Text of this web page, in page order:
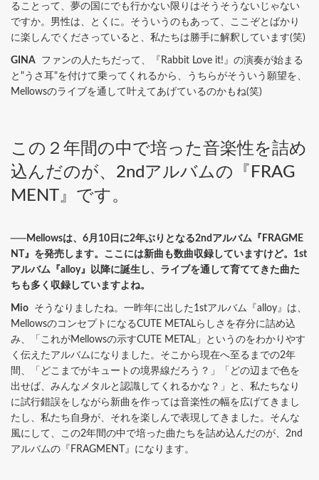
ることって、夢の国にでも行かない限りはそうそうないじゃない
ですか。男性は、とくに。そういうのもあって、ここぞとばかり
に楽しんでくださっていると、私たちは勝手に解釈しています(笑)
GINA ファンの人たちだって、『Rabbit Love it!』の演奏が始まる
と"うさ耳"を付けて乗ってくれるから、うちらがそういう願望を、
Mellowsのライブを通して叶えてあげているのかもね(笑)
この２年間の中で培った音楽性を詰め
込んだのが、2ndアルバムの『FRAG
MENT』です。
──Mellowsは、6月10日に2年ぶりとなる2ndアルバム『FRAGME
NT』を発売します。ここには新曲も数曲収録していますけど。1st
アルバム『alloy』以降に誕生し、ライブを通して育ててきた曲た
ちも多く収録していますよね。
Mio そうなりましたね。一昨年に出した1stアルバム『alloy』は、
MellowsのコンセプトになるCUTE METALらしさを存分に詰め込
み、「これがMellowsの示すCUTE METAL」というのをわかりやす
く伝えたアルバムになりました。そこから現在へ至るまでの2年
間、「どこまでがキュートの境界線だろう？」「どの辺まで色を
出せば、みんなメタルと認識してくれるかな？」と、私たちなり
に試行錯誤をしながら新曲を作っては音楽性の幅を広げてきまし
たし、私たち自身が、それを楽しんで表現してきました。そんな
風にして、この2年間の中で培った曲たちを詰め込んだのが、2nd
アルバムの『FRAGMENT』になります。